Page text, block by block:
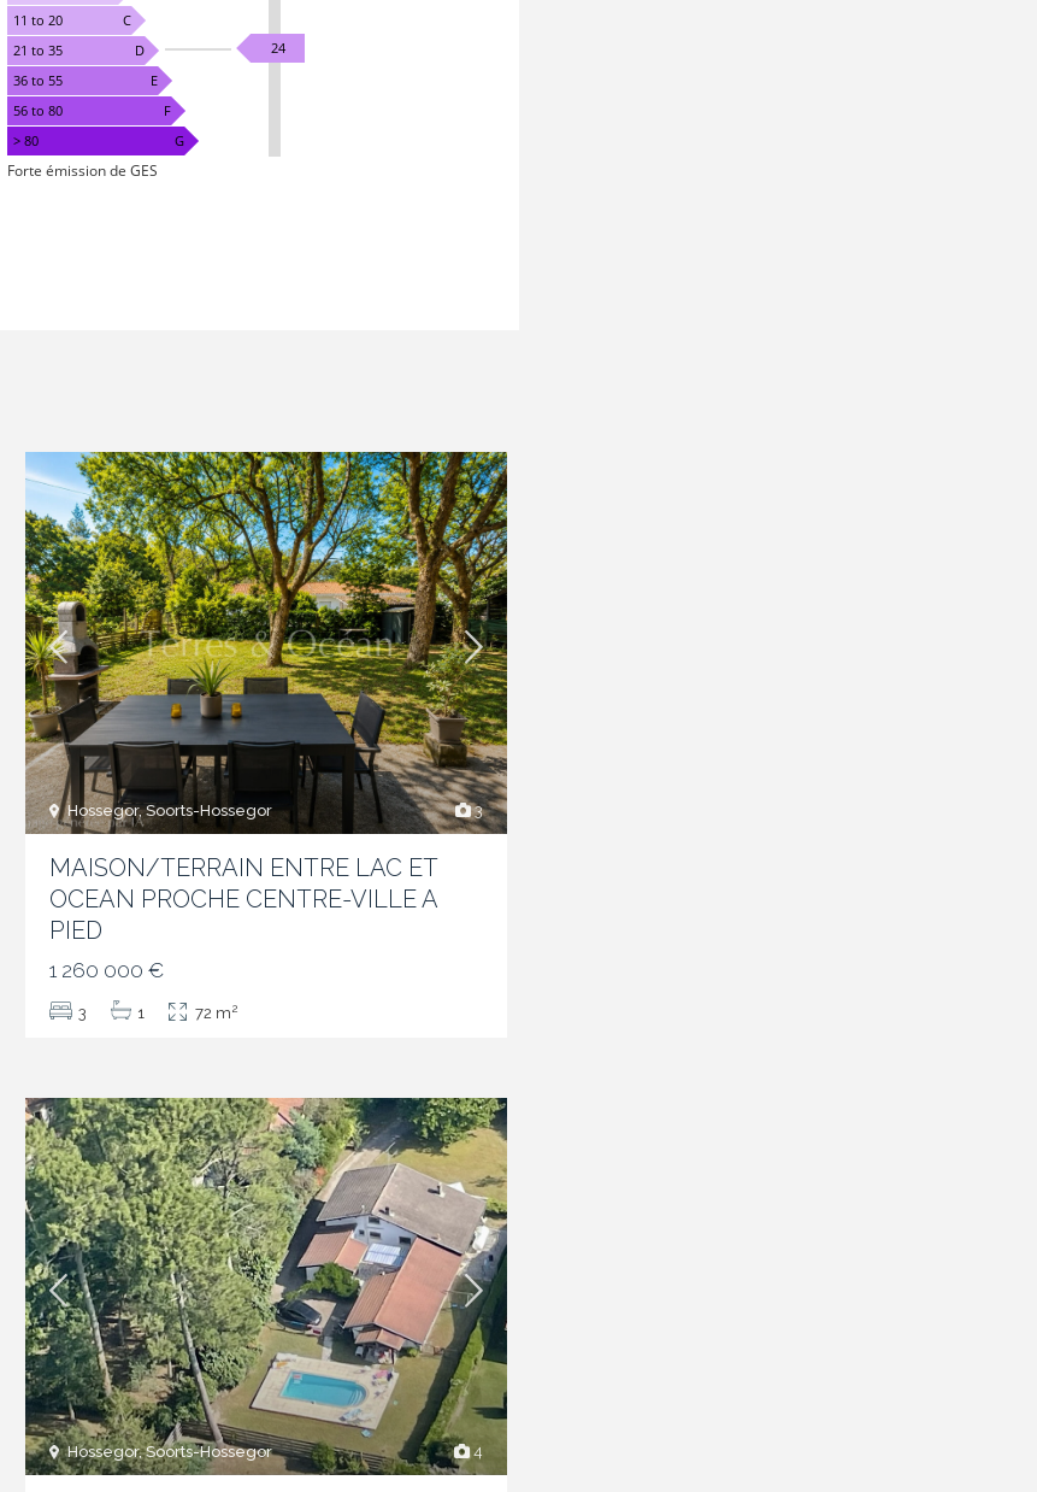
11 to 20
C
21 to 35
D
36 to 55
E
56 to 80
F
> 80
G
24
Forte émission de GES
3
Hossegor, Soorts-Hossegor
MAISON/TERRAIN ENTRE LAC ET
OCEAN PROCHE CENTRE-VILLE A
PIED
1 260 000 €
3 1 72 m2
4
Hossegor, Soorts-Hossegor